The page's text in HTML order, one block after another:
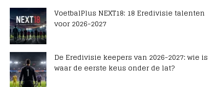
VoetbalPlus NEXT18: 18 Eredivisie talenten
voor 2026-2027
De Eredivisie keepers van 2026-2027: wie is
waar de eerste keus onder de lat?